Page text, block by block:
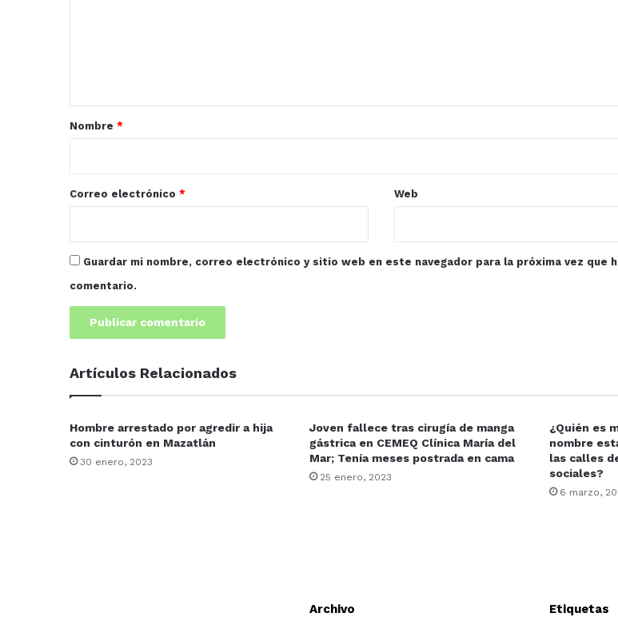
r
*
Nombre *
Correo electrónico * Web
Guardar mi nombre, correo electrónico y sitio web en este navegador para la próxima vez que
comentario.
Artículos Relacionados
Hombre arrestado por agredir a hija
con cinturón en Mazatlán
30 enero, 2023
Joven fallece tras cirugía de manga
gástrica en CEMEQ Clínica María del
Mar; Tenía meses postrada en cama
25 enero, 2023
¿Quién es
nombre
las calles
sociales?
6 marzo,
Archivo Etiquetas